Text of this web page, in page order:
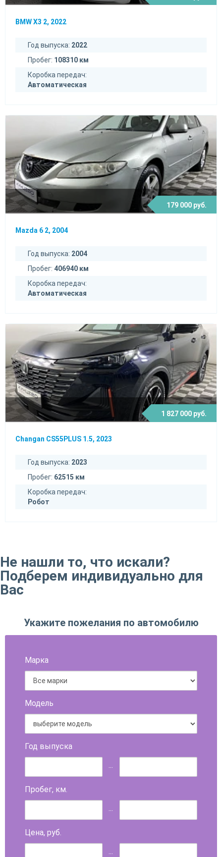
BMW X3 2, 2022
Год выпуска: 2022
Пробег: 108310 км
Коробка передач:
Автоматическая
179 000 руб.
Mazda 6 2, 2004
Год выпуска: 2004
Пробег: 406940 км
Коробка передач:
Автоматическая
1 827 000 руб.
Changan CS55PLUS 1.5, 2023
Год выпуска: 2023
Пробег: 62515 км
Коробка передач:
Робот
Не нашли то, что искали?
Подберем индивидуально для
Вас
Укажите пожелания по автомобилю
Марка
Модель
Год выпуска
...
Пробег, км.
...
Цена, руб.
...